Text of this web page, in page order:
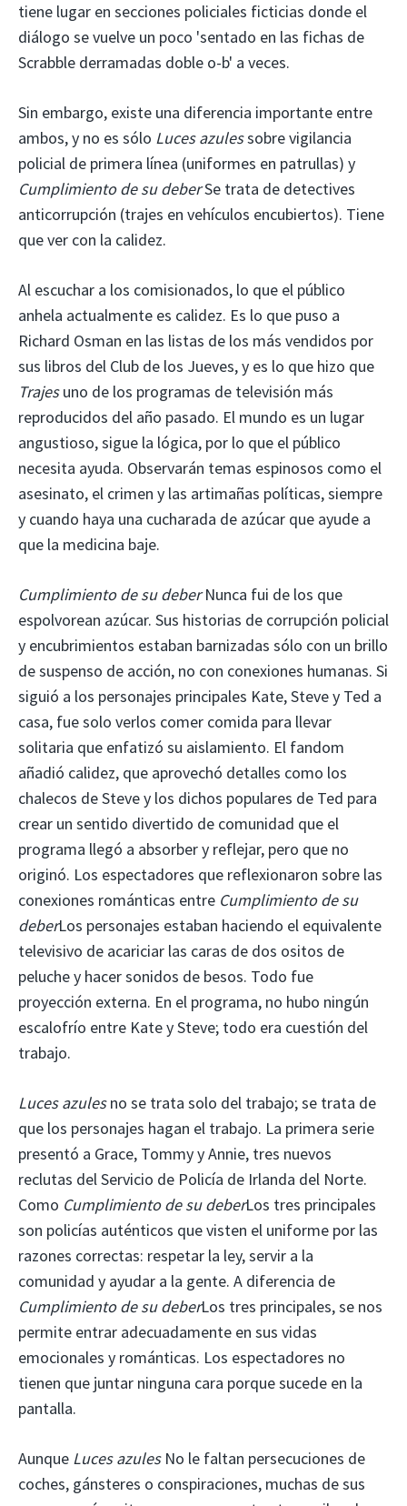
tiene lugar en secciones policiales ficticias donde el
diálogo se vuelve un poco 'sentado en las fichas de
Scrabble derramadas doble o-b' a veces.
Sin embargo, existe una diferencia importante entre
ambos, y no es sólo Luces azulessobre vigilancia
policial de primera línea (uniformes en patrullas) y
Cumplimiento de su deberSe trata de detectives
anticorrupción (trajes en vehículos encubiertos). Tiene
que ver con la calidez.
Al escuchar a los comisionados, lo que el público
anhela actualmente es calidez. Es lo que puso a
Richard Osman en las listas de los más vendidos por
sus libros del Club de los Jueves, y es lo que hizo que
Trajesuno de los programas de televisión más
reproducidos del año pasado. El mundo es un lugar
angustioso, sigue la lógica, por lo que el público
necesita ayuda. Observarán temas espinosos como el
asesinato, el crimen y las artimañas políticas, siempre
y cuando haya una cucharada de azúcar que ayude a
que la medicina baje.
Cumplimiento de su deberNunca fui de los que
espolvorean azúcar. Sus historias de corrupción policial
y encubrimientos estaban barnizadas sólo con un brillo
de suspenso de acción, no con conexiones humanas. Si
siguió a los personajes principales Kate, Steve y Ted a
casa, fue solo verlos comer comida para llevar
solitaria que enfatizó su aislamiento. El fandom
añadió calidez, que aprovechó detalles como los
chalecos de Steve y los dichos populares de Ted para
crear un sentido divertido de comunidad que el
programa llegó a absorber y reflejar, pero que no
originó. Los espectadores que reflexionaron sobre las
conexiones románticas entre Cumplimiento de su
deberLos personajes estaban haciendo el equivalente
televisivo de acariciar las caras de dos ositos de
peluche y hacer sonidos de besos. Todo fue
proyección externa. En el programa, no hubo ningún
escalofrío entre Kate y Steve; todo era cuestión del
trabajo.
Luces azulesno se trata solo del trabajo; se trata de
que los personajes hagan el trabajo. La primera serie
presentó a Grace, Tommy y Annie, tres nuevos
reclutas del Servicio de Policía de Irlanda del Norte.
Como Cumplimiento de su deberLos tres principales
son policías auténticos que visten el uniforme por las
razones correctas: respetar la ley, servir a la
comunidad y ayudar a la gente. A diferencia de
Cumplimiento de su deberLos tres principales, se nos
permite entrar adecuadamente en sus vidas
emocionales y románticas. Los espectadores no
tienen que juntar ninguna cara porque sucede en la
pantalla.
Aunque Luces azulesNo le faltan persecuciones de
coches, gánsteres o conspiraciones, muchas de sus